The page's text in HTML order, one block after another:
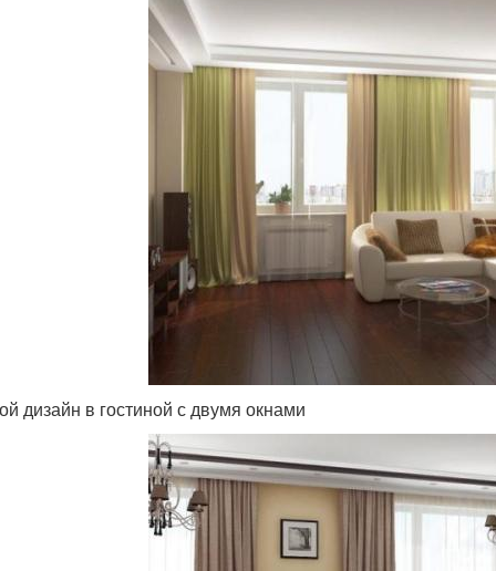
дизайн в гостиной с двумя окнами